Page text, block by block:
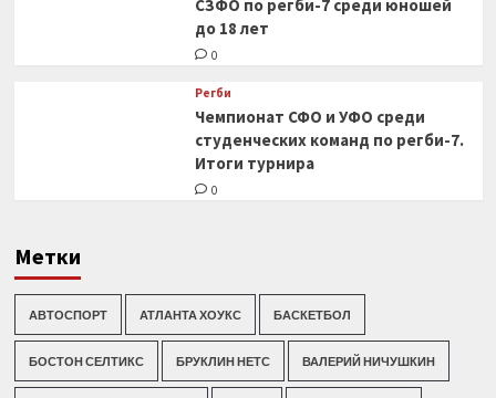
СЗФО по регби-7 среди юношей
до 18 лет
0
Регби
Чемпионат СФО и УФО среди
студенческих команд по регби-7.
Итоги турнира
0
Метки
АВТОСПОРТ АТЛАНТА ХОУКС БАСКЕТБОЛ
БОСТОН СЕЛТИКС БРУКЛИН НЕТС ВАЛЕРИЙ НИЧУШКИН